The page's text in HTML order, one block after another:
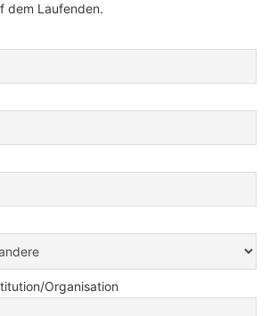
dem Laufenden.
Organisation